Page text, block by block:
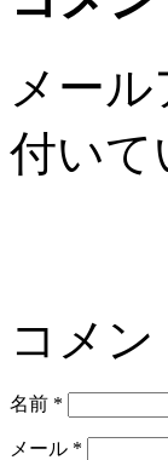
メー
付いて
コメン
名前 *
メール *